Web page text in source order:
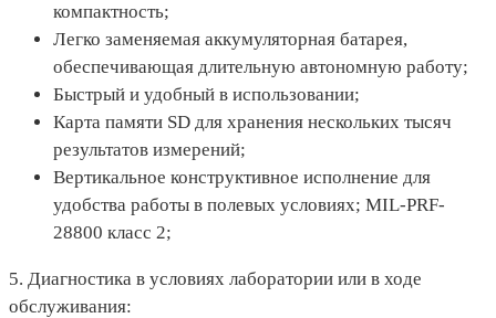
компактность;
Легко заменяемая аккумуляторная батарея,
обеспечивающая длительную автономную работу;
Быстрый и удобный в использовании;
Карта памяти SD для хранения нескольких тысяч
результатов измерений;
Вертикальное конструктивное исполнение для
удобства работы в полевых условиях; MIL-PRF-
28800 класс 2;
5. Диагностика в условиях лаборатории или в ходе
обслуживания: